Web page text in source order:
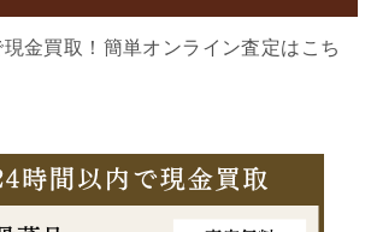
金買取！簡単オンライン査定はこち